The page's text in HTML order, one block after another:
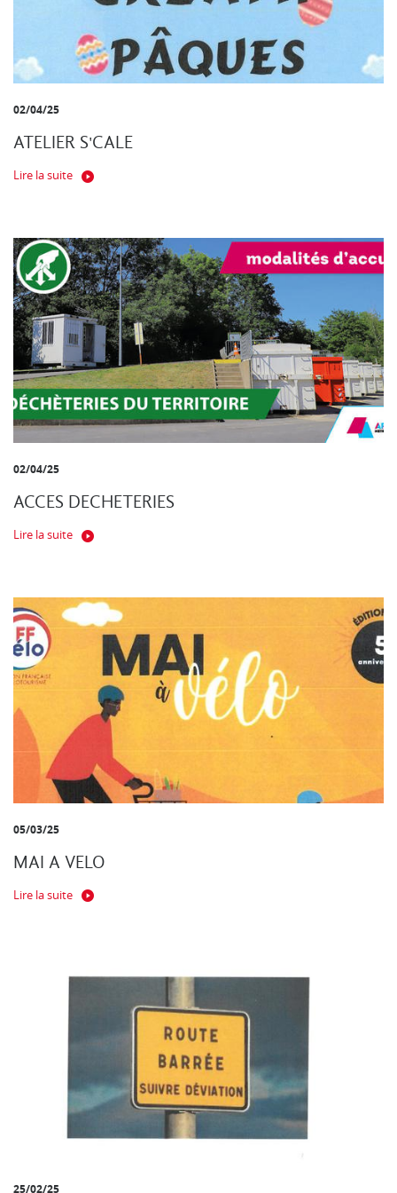
02/04/25
ATELIER S'CALE
Lire la suite
02/04/25
ACCES DECHETERIES
Lire la suite
05/03/25
MAI A VELO
Lire la suite
25/02/25